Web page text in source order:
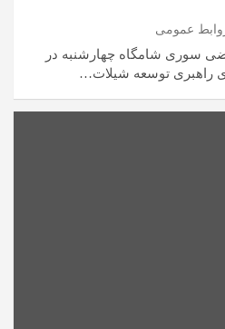
عمومی
سوری شامگاه چهارشنبه در
راهبری توسعه شیلات…